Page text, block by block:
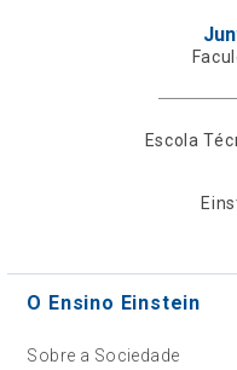
Escola
O Ensino Einstein
Sobre a Sociedade